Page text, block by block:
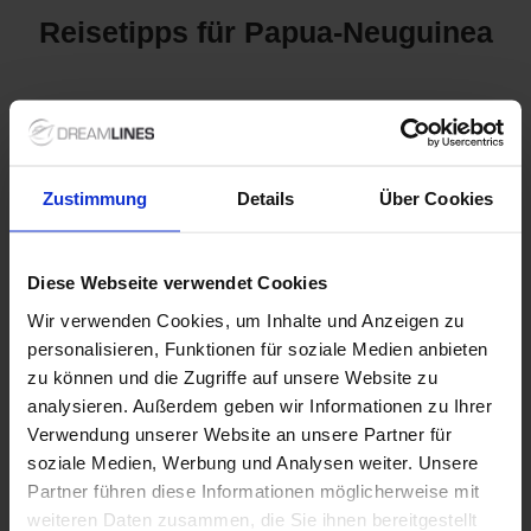
Zustimmung Details Über Cookies
Diese Webseite verwendet Cookies
Wir verwenden Cookies, um Inhalte und Anzeigen zu
personalisieren, Funktionen für soziale Medien anbieten
zu können und die Zugriffe auf unsere Website zu
analysieren. Außerdem geben wir Informationen zu Ihrer
Verwendung unserer Website an unsere Partner für
soziale Medien, Werbung und Analysen weiter. Unsere
Partner führen diese Informationen möglicherweise mit
weiteren Daten zusammen, die Sie ihnen bereitgestellt
Reisetipps für Papua-Neuguinea
Kreuzfahrten nach Papua-
Abenteurer
Vielfalt der Welt, zieht abenteuerlustige Reisende mit
Bei einer Kreuzfahrt nach Papua-Neuguinea haben Sie die
Möglichkeit, einzigartige Inseln, beeindruckende Korallenriffe
und die bunten Traditionen der einheimischen Stämme
kennenzulernen. Wussten Sie, dass Papua-Neuguinea über
800 verschiedene Sprachen spricht und somit eine der
vielfältigsten Kulturen der Welt bietet? Eine Kreuzfahrt ist die
perfekte Möglichkeit, diese faszinierende Destination zu
erkunden und gleichzeitig die Annehmlichkeiten und den
Komfort eines Kreuzfahrtschiffes zu genießen.